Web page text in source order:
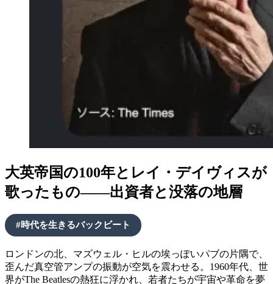
大英帝国の100年とレイ・デイヴィスが
歌ったもの——出資者と没落の地層
#時代を生きるバックビート
ロンドンの北、マズウェル・ヒルの埃っぽいパブの片隅で、
歪んだ真空管アンプの振動が空気を震わせる。1960年代、世
界がThe Beatlesの熱狂に浮かれ、若者たちが宇宙や革命を夢